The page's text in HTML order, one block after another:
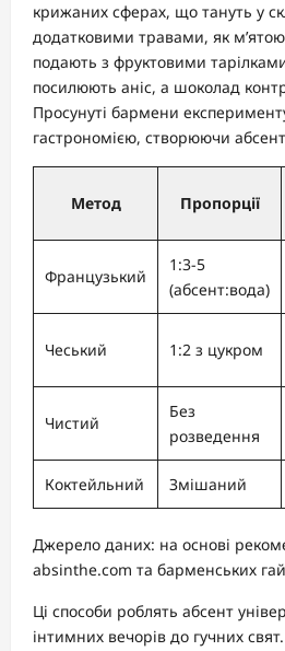
крижаних сферах, що тануть у
додатковими травами, як
подають з фруктовими
посилюють аніс, а шоколад
Просунуті бармени
гастрономією, створюючи
Метод Пропорції
Французький
1:3-5
(абсент:вода)
Чеський 1:2 з цукром
Чистий
Без
розведення
Коктейльний Змішаний
Джерело даних: на основі
absinthe.com та барменських
Ці способи роблять абсент
інтимних вечорів до гучних свят.